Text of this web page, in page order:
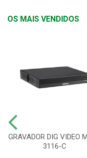
OS MAIS VENDIDOS
GRAVADOR DIG VIDEO
3116-C